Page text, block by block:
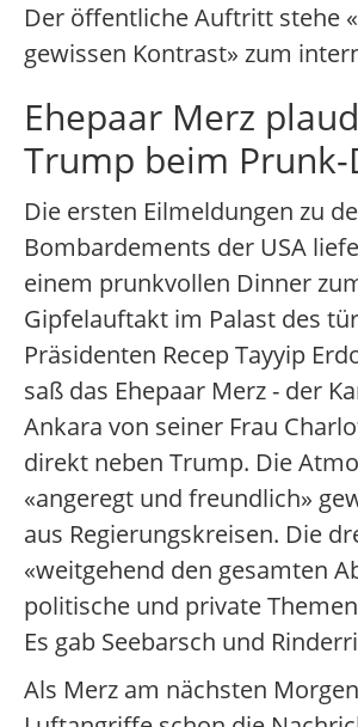
Der öffentliche Auftritt stehe
gewissen Kontrast» zum
Ehepaar Merz
Trump beim
Die ersten Eilmeldungen zu
Bombardements der USA
einem prunkvollen Dinner
Gipfelauftakt im Palast des
Präsidenten Recep Tayyip
saß das Ehepaar Merz - der
Ankara von seiner Frau
direkt neben Trump. Die
«angeregt und freundlich»
aus Regierungskreisen. Die
«weitgehend den gesamten
politische und private
Es gab Seebarsch und
Als Merz am nächsten